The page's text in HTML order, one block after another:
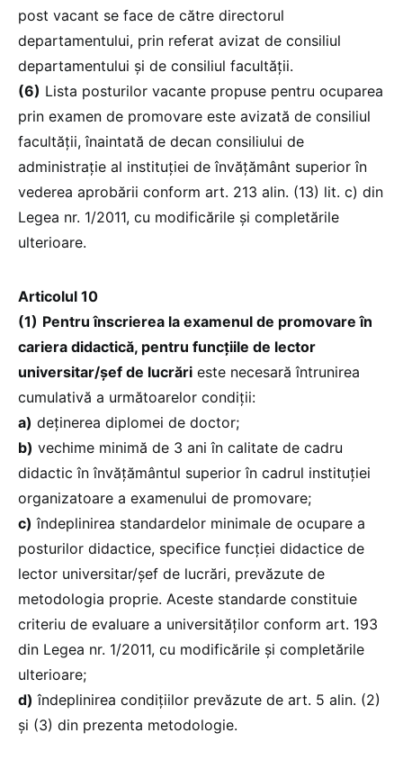
post vacant se face de către directorul
departamentului, prin referat avizat de consiliul
departamentului și de consiliul facultății.
(6) Lista posturilor vacante propuse pentru ocuparea
prin examen de promovare este avizată de consiliul
facultății, înaintată de decan consiliului de
administrație al instituției de învățământ superior în
vederea aprobării conform art. 213 alin. (13) lit. c) din
Legea nr. 1/2011, cu modificările și completările
ulterioare.
Articolul 10
(1) Pentru înscrierea la examenul de promovare în
cariera didactică, pentru funcțiile de lector
universitar/șef de lucrări este necesară întrunirea
cumulativă a următoarelor condiții:
a) deținerea diplomei de doctor;
b) vechime minimă de 3 ani în calitate de cadru
didactic în învățământul superior în cadrul instituției
organizatoare a examenului de promovare;
c) îndeplinirea standardelor minimale de ocupare a
posturilor didactice, specifice funcției didactice de
lector universitar/șef de lucrări, prevăzute de
metodologia proprie. Aceste standarde constituie
criteriu de evaluare a universităților conform art. 193
din Legea nr. 1/2011, cu modificările și completările
ulterioare;
d) îndeplinirea condițiilor prevăzute de art. 5 alin. (2)
și (3) din prezenta metodologie.